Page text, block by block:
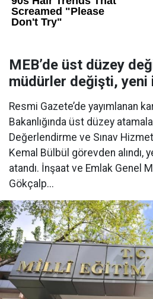
MEB’de üst düzey
müdürler değişti, yeni
Resmi Gazete’de yayımlanan
Bakanlığında üst düzey
Değerlendirme ve Sınav
Kemal Bülbül görevden alındı,
atandı. İnşaat ve Emlak Genel
Gökçalp...